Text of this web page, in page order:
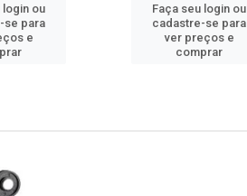
login ou
se para
e
Faça seu login ou
cadastre-se para
ver preços e
comprar